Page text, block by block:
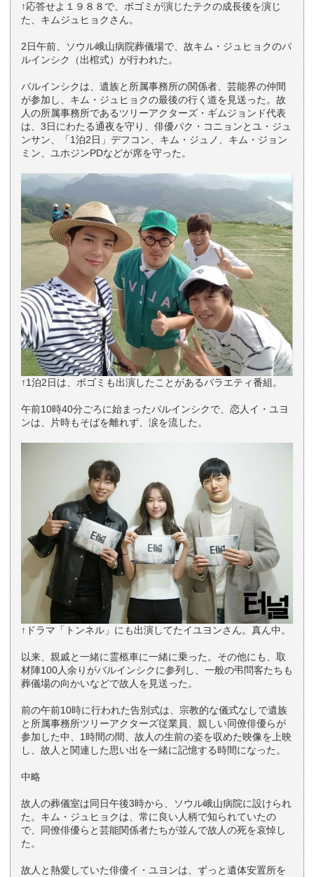
↑応答せよ１９８８で、ボゴミが演じたテクの成長後を演じ
た、キムジュヒョクさん。
2日午前、ソウル峨山病院葬儀場で、故キム・ジュヒョクのパ
ルインシク（出棺式）が行われた。
バルインシクは、遺族と所属事務所の関係者、芸能界の仲間
が参加し、キム・ジュヒョクの最後の行く道を見送った。故
人の所属事務所であるツリーアクターズ・ギムジョンド代表
は、3日にわたる通夜を守り、俳優パク・コニョンとユ・ジュ
ンサン、「1泊2日」デフコン、キム・ジュノ、キム・ジョン
ミン、ユホジンPDなどが席を守った。
↑1泊2日は、ボゴミも出演したことがあるバラエティ番組。
午前10時40分ごろに始まったバルインシクで、恋人イ・ユヨ
ンは、片時もそばを離れず、涙を流した。
↑ドラマ「トンネル」にも出演してたイユヨンさん。真ん中。
以来、親戚と一緒に霊柩車に一緒に乗った。その他にも、取
材陣100人余りがバルインシクに参列し、一般の弔問客たちも
葬儀場の向かいなどで故人を見送った。
前の午前10時に行われた告別式は、宗教的な儀式なしで遺族
と所属事務所ツリーアクターズ従業員、親しい同僚俳優らが
参加した中、1時間の間、故人の生前の姿を収めた映像を上映
し、故人と関連した思い出を一緒に記憶する時間になった。
中略
故人の葬儀室は同日午後3時から、ソウル峨山病院に設けられ
た。キム・ジュヒョクは、常に良い人柄で知られていたの
で、同僚俳優らと芸能関係者たちが並んで故人の死を哀悼し
た。
故人と熱愛していた俳優イ・ユヨンは、ずっと遺体安置所を